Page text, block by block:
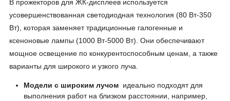
В прожекторов для ЖК-дисплеев используется
усовершенствованная светодиодная технология (80 Вт-350
Вт), которая заменяет традиционные галогенные и
ксеноновые лампы (1000 Вт-5000 Вт). Они обеспечивают
мощное освещение по конкурентоспособным ценам, а также
варианты для широкого и узкого луча.
Модели с широким лучом идеально подходят для
выполнения работ на близком расстоянии, например,